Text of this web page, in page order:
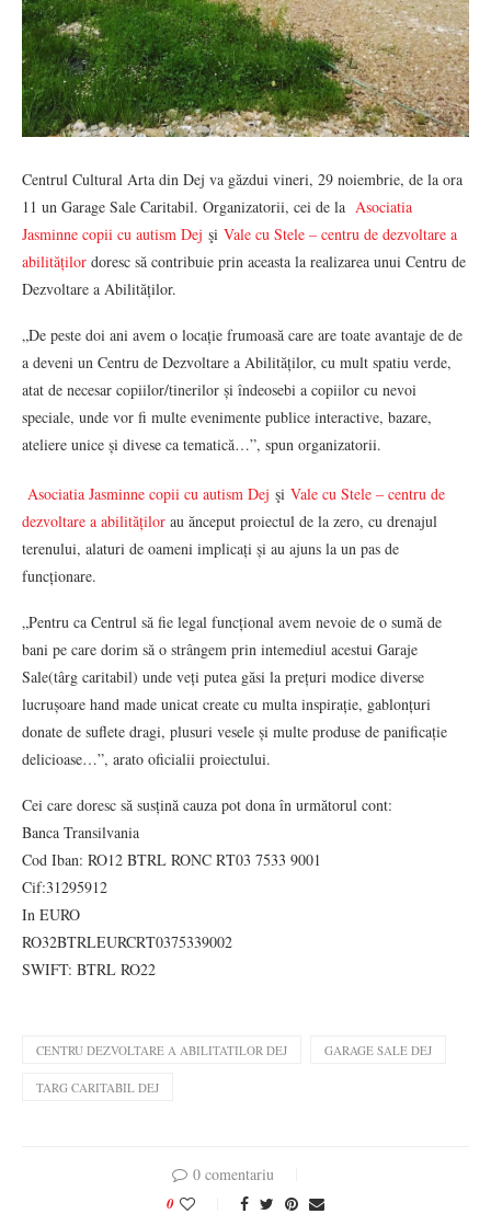
Centrul Cultural Arta din Dej va găzdui vineri, 29 noiembrie, de la ora
11 un Garage Sale Caritabil. Organizatorii, cei de la Asociatia
Jasminne copii cu autism Dej şi Vale cu Stele – centru de dezvoltare a
abilităților doresc să contribuie prin aceasta la realizarea unui Centru de
Dezvoltare a Abilităților.
„De peste doi ani avem o locație frumoasă care are toate avantaje de de
a deveni un Centru de Dezvoltare a Abilităților, cu mult spatiu verde,
atat de necesar copiilor/tinerilor și îndeosebi a copiilor cu nevoi
speciale, unde vor fi multe evenimente publice interactive, bazare,
ateliere unice și divese ca tematică…”, spun organizatorii.
Asociatia Jasminne copii cu autism Dej şi Vale cu Stele – centru de
dezvoltare a abilităților au ănceput proiectul de la zero, cu drenajul
terenului, alaturi de oameni implicați și au ajuns la un pas de
funcționare.
„Pentru ca Centrul să fie legal funcțional avem nevoie de o sumă de
bani pe care dorim să o strângem prin intemediul acestui Garaje
Sale(târg caritabil) unde veți putea găsi la prețuri modice diverse
lucrușoare hand made unicat create cu multa inspirație, gablonțuri
donate de suflete dragi, plusuri vesele și multe produse de panificație
delicioase…”, arato oficialii proiectului.
Cei care doresc să susțină cauza pot dona în următorul cont:
Banca Transilvania
Cod Iban: RO12 BTRL RONC RT03 7533 9001
Cif:31295912
In EURO
RO32BTRLEURCRT0375339002
SWIFT: BTRL RO22
CENTRU DEZVOLTARE A ABILITATILOR DEJ GARAGE SALE DEJ
TARG CARITABIL DEJ
0 comentariu
0